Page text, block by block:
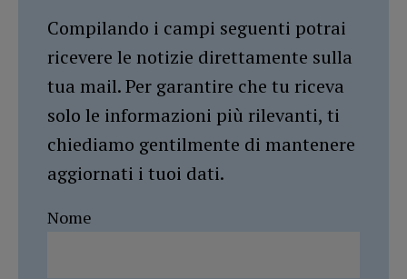
Compilando i campi seguenti potrai
ricevere le notizie direttamente sulla
tua mail. Per garantire che tu riceva
solo le informazioni più rilevanti, ti
chiediamo gentilmente di mantenere
aggiornati i tuoi dati.
Nome